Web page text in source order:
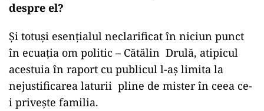
despre el?
Și totuși esențialul neclarificat în niciun punct
în ecuația om politic – Cătălin Drulă, atipicul
acestuia în raport cu publicul l-aș limita la
nejustificarea laturii pline de mister în ceea ce-
i privește familia.